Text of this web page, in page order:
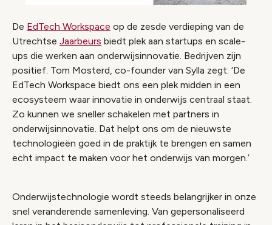
De EdTech Workspace op de zesde verdieping van de
Utrechtse Jaarbeurs biedt plek aan startups en scale-
ups die werken aan onderwijsinnovatie. Bedrijven zijn
positief. Tom Mosterd, co-founder van Sylla zegt: ‘De
EdTech Workspace biedt ons een plek midden in een
ecosysteem waar innovatie in onderwijs centraal staat.
Zo kunnen we sneller schakelen met partners in
onderwijsinnovatie. Dat helpt ons om de nieuwste
technologieën goed in de praktijk te brengen en samen
echt impact te maken voor het onderwijs van morgen.’
Onderwijstechnologie wordt steeds belangrijker in onze
snel veranderende samenleving. Van gepersonaliseerd